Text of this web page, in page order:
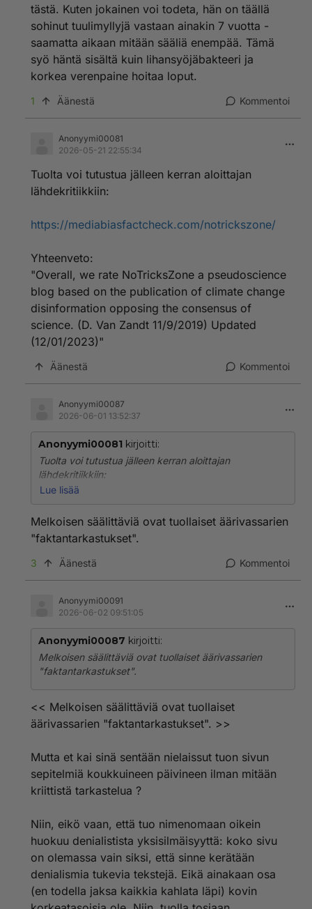
tästä. Kuten jokainen voi todeta, hän on täällä
sohinut tuulimyllyjä vastaan ainakin 7 vuotta -
saamatta aikaan mitään sääliä enempää. Tämä
syö häntä sisältä kuin lihansyöjäbakteeri ja
korkea verenpaine hoitaa loput.
1 Äänestä Kommentoi
Anonyymi00081
2026-05-21 22:55:34
Tuolta voi tutustua jälleen kerran aloittajan
lähdekritiikkiin:
https://mediabiasfactcheck.com/notrickszone/
Yhteenveto:
"Overall, we rate NoTricksZone a pseudoscience
blog based on the publication of climate change
disinformation opposing the consensus of
science. (D. Van Zandt 11/9/2019) Updated
(12/01/2023)"
Äänestä Kommentoi
Anonyymi00087
2026-06-01 13:52:37
Anonyymi00081 kirjoitti:
Tuolta voi tutustua jälleen kerran aloittajan
lähdekritiikkiin:
"Overall, we rate NoTricksZone a pseudoscience blog
based on the publication of climate change
disinformation opposing the consensus of science. (D.
Lue lisää
Melkoisen säälittäviä ovat tuollaiset äärivassarien
"faktantarkastukset".
3 Äänestä Kommentoi
Anonyymi00091
2026-06-02 09:51:05
Anonyymi00087 kirjoitti:
Melkoisen säälittäviä ovat tuollaiset äärivassarien
"faktantarkastukset".
<< Melkoisen säälittäviä ovat tuollaiset
äärivassarien "faktantarkastukset". >>
Mutta et kai sinä sentään nielaissut tuon sivun
sepitelmiä koukkuineen päivineen ilman mitään
kriittistä tarkastelua ?
Niin, eikö vaan, että tuo nimenomaan oikein
huokuu denialistista yksisilmäisyyttä: koko sivu
on olemassa vain siksi, että sinne kerätään
denialismia tukevia tekstejä. Eikä ainakaan osa
(en todella jaksa kaikkia kahlata läpi) kovin